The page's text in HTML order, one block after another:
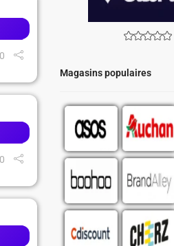
Magasins populaires